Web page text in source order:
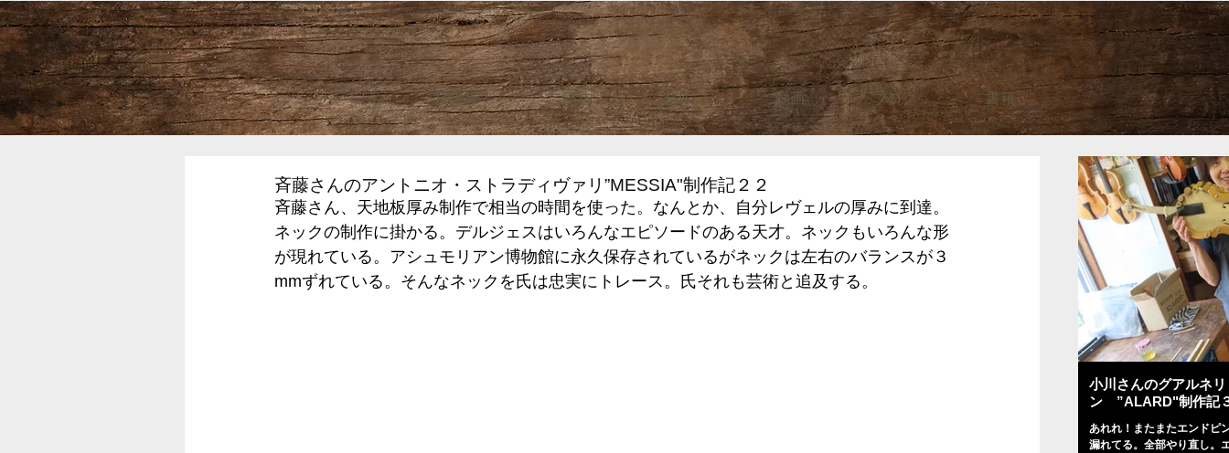
HOME ご案内 制作記 動画 ブログ 書籍
斉藤さんのアントニオ・ストラディヴァリ”MESSIA"制作記２２
斉藤さん、天地板厚み制作で相当の時間を使った。なんとか、自分レヴェルの厚みに到達。
ネックの制作に掛かる。デルジェスはいろんなエピソードのある天才。ネックもいろんな形
が現れている。アシュモリアン博物館に永久保存されているがネックは左右のバランスが３
mmずれている。そんなネックを氏は忠実にトレース。氏それも芸術と追及する。
小川さんのグアルネ
ン ”ALARD"制作記
あれれ！またまたエンドピ
漏れてる。全部やり直し。